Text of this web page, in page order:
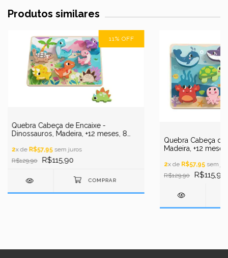
Produtos similares
11% OFF
Quebra Cabeça de Encaixe -
Dinossauros, Madeira, +12 meses, 8
2x de R$57,95sem juros
R$129,90
R$115,90
Quebra Cabeça de
Madeira, +12
2x de R$57,95sem
R$129,90
R$115,90